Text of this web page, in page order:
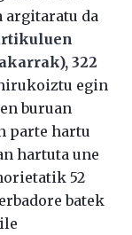
da
322
egin
buruan
parte hartu
hartuta une
52
batek